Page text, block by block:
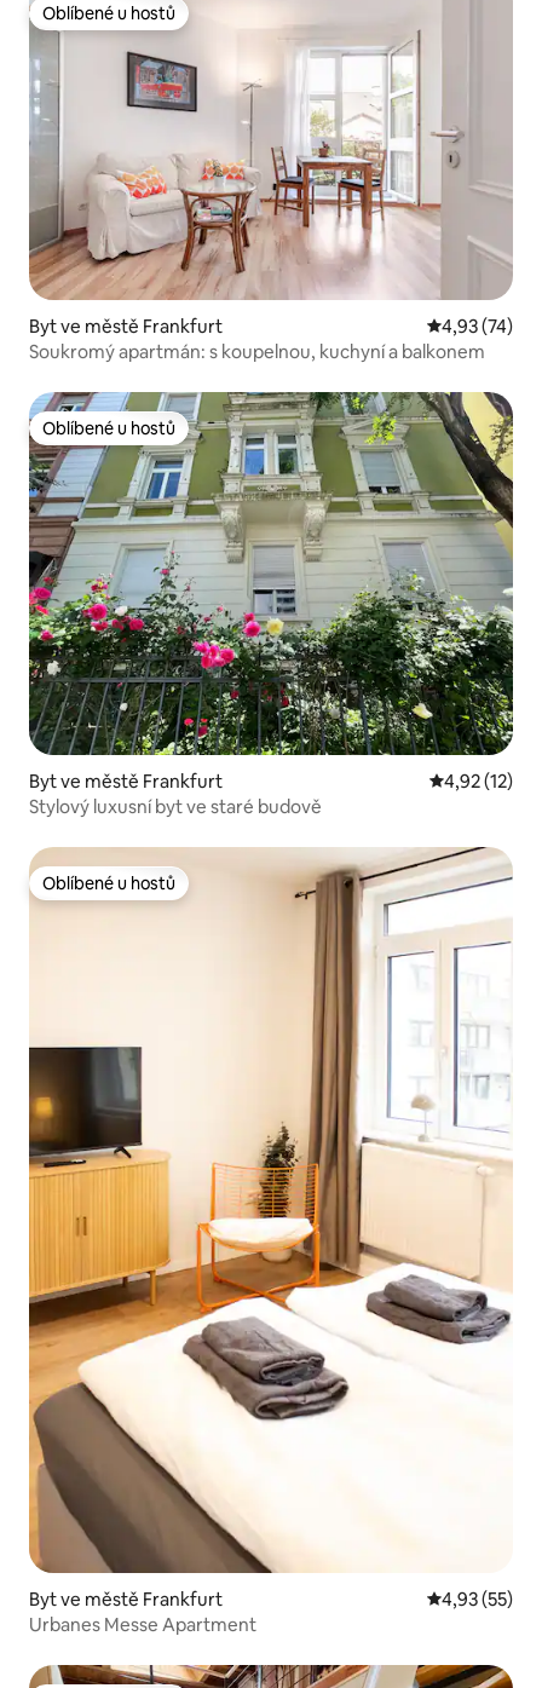
Oblíbené u hostů
Oblíbené u hostů
Byt ve městě Frankfurt Průměrné
4,93 (74)
Soukromý apartmán: s koupelnou, kuchyní a balkonem
Oblíbené u hostů
Oblíbené u hostů
Byt ve městě Frankfurt Průměrné
4,92 (12)
Stylový luxusní byt ve staré budově
Oblíbené u hostů
Oblíbené u hostů
Byt ve městě Frankfurt Průměrné
4,93 (55)
Urbanes Messe Apartment